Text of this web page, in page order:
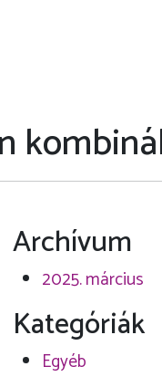
Archívum
2025. március
Kategóriák
Egyéb